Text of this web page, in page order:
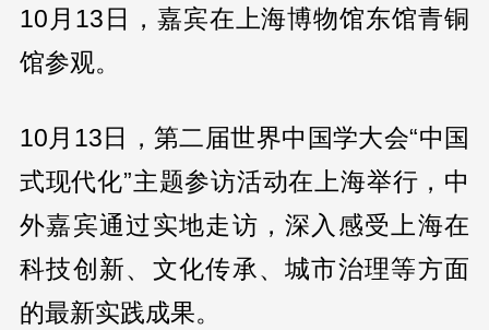
10月13日，嘉宾在上海博物馆东馆青铜
馆参观。
10月13日，第二届世界中国学大会“中国
式现代化”主题参访活动在上海举行，中
外嘉宾通过实地走访，深入感受上海在
科技创新、文化传承、城市治理等方面
的最新实践成果。